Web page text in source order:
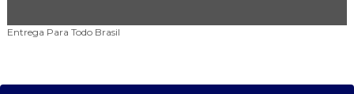
Entrega Para Todo Brasil